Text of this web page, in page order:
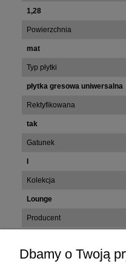
1,28
Powierzchnia
mat
Typ płytki
płytka gresowa uniwersalna
Rektyfikowana
tak
Gatunek
Kolekcja
Lounge
Producent
Dbamy o Twoją